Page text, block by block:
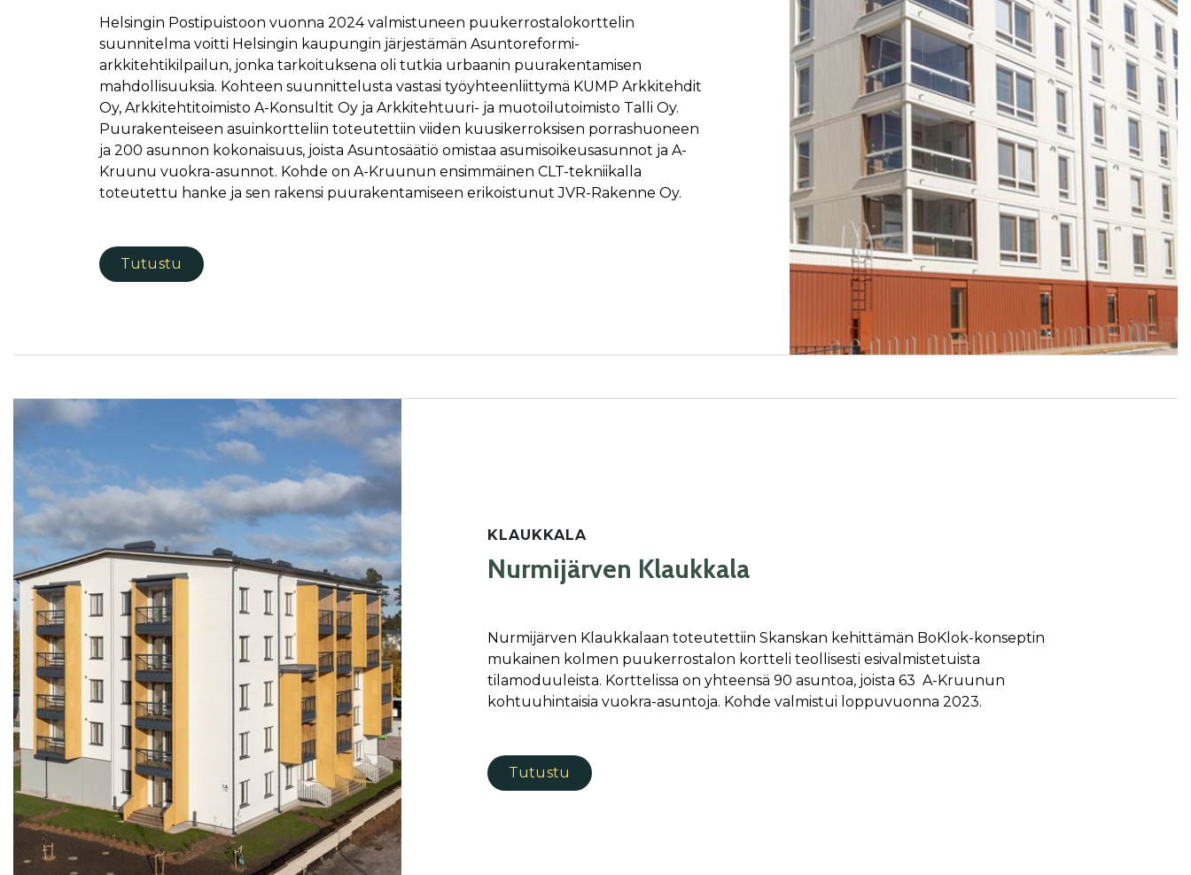
Helsingin Postipuistoon vuonna 2024 valmistuneen puukerrostalokorttelin
suunnitelma voitti Helsingin kaupungin järjestämän Asuntoreformi-
arkkitehtikilpailun, jonka tarkoituksena oli tutkia urbaanin puurakentamisen
mahdollisuuksia. Kohteen suunnittelusta vastasi työyhteenliittymä KUMP Arkkitehdit
Oy, Arkkitehtitoimisto A-Konsultit Oy ja Arkkitehtuuri- ja muotoilutoimisto Talli Oy.
Puurakenteiseen asuinkortteliin toteutettiin viiden kuusikerroksisen porrashuoneen
ja 200 asunnon kokonaisuus, joista Asuntosäätiö omistaa asumisoikeusasunnot ja A-
Kruunu vuokra-asunnot. Kohde on A-Kruunun ensimmäinen CLT-tekniikalla
toteutettu hanke ja sen rakensi puurakentamiseen erikoistunut JVR-Rakenne Oy.
Tutustu
KLAUKKALA
Nurmijärven Klaukkala
Nurmijärven Klaukkalaan toteutettiin Skanskan kehittämän BoKlok-konseptin
mukainen kolmen puukerrostalon kortteli teollisesti esivalmistetuista
tilamoduuleista. Korttelissa on yhteensä 90 asuntoa, joista 63 A-Kruunun
kohtuuhintaisia vuokra-asuntoja. Kohde valmistui loppuvuonna 2023.
Tutustu